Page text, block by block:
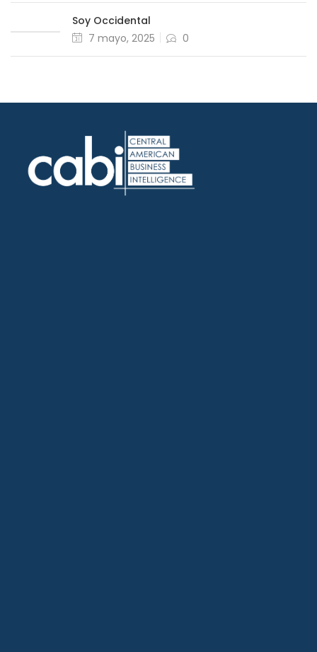
Soy Occidental
7 mayo, 2025
0